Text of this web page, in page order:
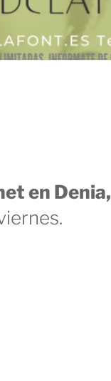
en Denia,